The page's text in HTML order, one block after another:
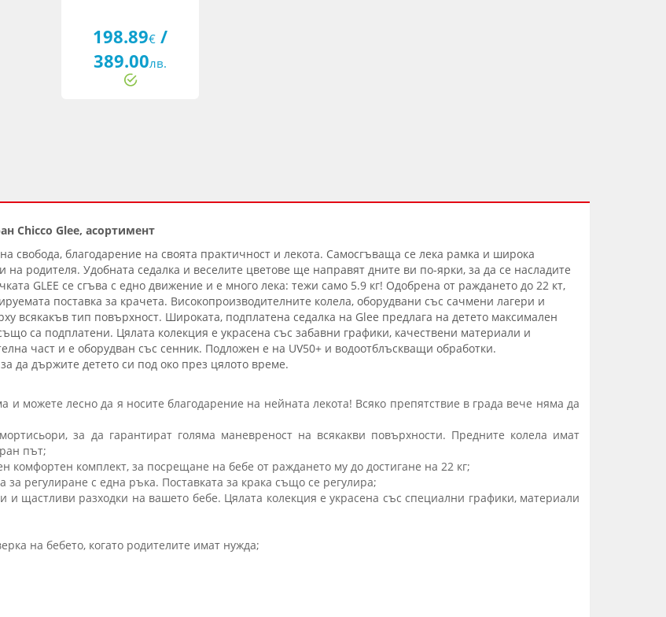
198.89€/
389.00лв.
Chicco Glee, асортимент
свобода, благодарение на своята практичност и лекота. Самосгъваща се лека рамка и широка
на родителя. Удобната седалка и веселите цветове ще направят дните ви по-ярки, за да се насладите
GLEE се сгъва с едно движение и е много лека: тежи само 5.9 кг! Одобрена от раждането до 22 кт,
поставка за крачета. Високопроизводителните колела, оборудвани със сачмени лагери и
всякакъв тип повърхност. Широката, подплатена седалка на Glee предлага на детето максимален
са подплатени. Цялата колекция е украсена със забавни графики, качествени материали и
част и е оборудван със сенник. Подложен е на UV50+ и водоотблъскващи обработки.
да държите детето си под око през цялото време.
можете лесно да я носите благодарение на нейната лекота! Всяко препятствие в града вече няма да
за да гарантират голяма маневреност на всякакви повърхности. Предните колела имат
път;
комфортен комплект, за посрещане на бебе от раждането му до достигане на 22 кг;
за регулиране с една ръка. Поставката за крака също се регулира;
и щастливи разходки на вашето бебе. Цялата колекция е украсена със специални графики, материали
на бебето, когато родителите имат нужда;